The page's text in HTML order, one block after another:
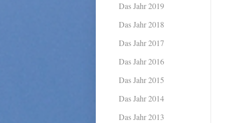
Das Jahr 2019
Das Jahr 2018
Das Jahr 2017
Das Jahr 2016
Das Jahr 2015
Das Jahr 2014
Das Jahr 2013